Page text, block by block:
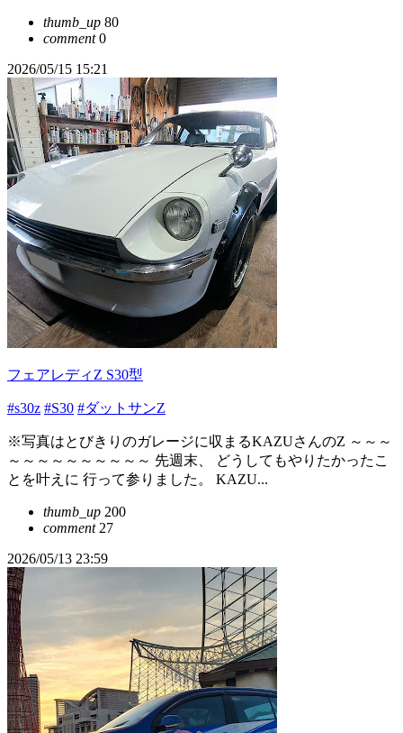
thumb_up 80
comment0
2026/05/15 15:21
フェアレディZ S30型
#s30z #S30 #ダットサンZ
※写真はとびきりのガレージに収まるKAZUさんのZ ～～～
～～～～～～～～～～ 先週末、 どうしてもやりたかったこ
とを叶えに 行って参りました。 KAZU...
thumb_up 200
comment27
2026/05/13 23:59